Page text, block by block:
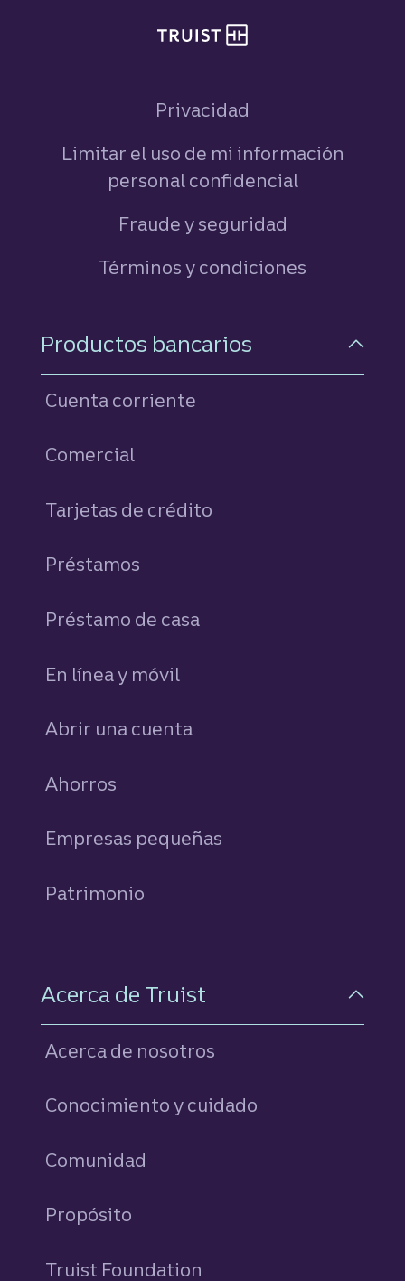
Privacidad
Limitar el uso de mi información
personal confidencial
Fraude y seguridad
Términos y condiciones
Navegación a pie de
Productos bancarios
Cuenta corriente
Comercial
Tarjetas de crédito
Préstamos
Préstamo de casa
En línea y móvil
Abrir una cuenta
Ahorros
Empresas pequeñas
Patrimonio
Acerca de Truist
Acerca de nosotros
Conocimiento y cuidado
Comunidad
Propósito
Truist Foundation